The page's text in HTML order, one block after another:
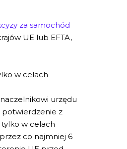
za samochód
UE lub EFTA,
w celach
urzędu
z
w celach
co najmniej 6